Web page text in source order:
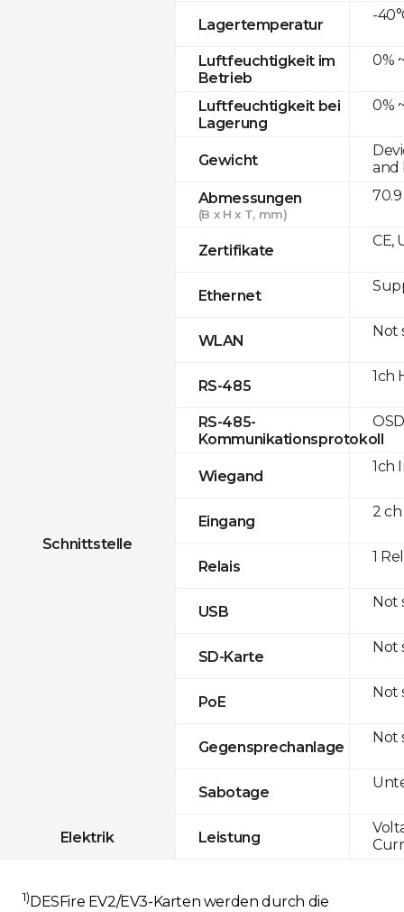
Lagertemperatur
Luftfeuchtigkeit im
Betrieb
Luftfeuchtigkeit bei
Lagerung
Gewicht
Abmessungen
(B x H x T, mm)
Zertifikate
Schnittstelle
Ethernet
WLAN
RS-485
RS-485-
Kommunikationsprotokoll
Wiegand
Eingang
Relais
USB
SD-Karte
PoE
Gegensprechanlage
Sabotage
Elektrik Leistung
-
0%
0%
and
CE,
Not
1ch
1ch
2
1
Not
Not
Not
Not
1)DESFire EV2/EV3-Karten werden durch die